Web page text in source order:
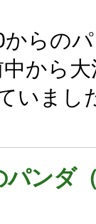
らの
から
いまし
パンダ